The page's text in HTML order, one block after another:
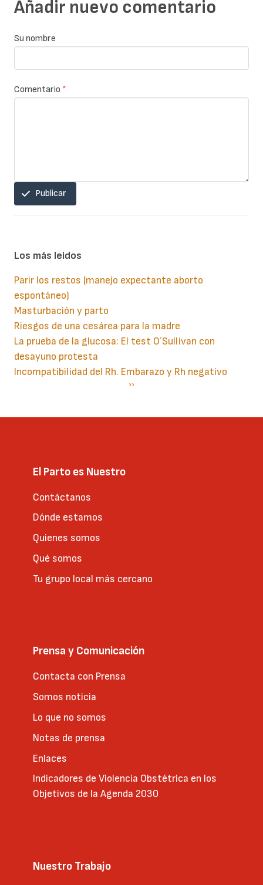
Añadir nuevo comentario
Su nombre
Comentario *
Publicar
Los más leidos
Parir los restos (manejo expectante aborto
espontáneo)
Masturbación y parto
Riesgos de una cesárea para la madre
La prueba de la glucosa: El test O´Sullivan con
desayuno protesta
Incompatibilidad del Rh. Embarazo y Rh negativo
Siguiente
››
El Parto es Nuestro
Contáctanos
Dónde estamos
Quienes somos
Qué somos
Tu grupo local más cercano
Prensa y Comunicación
Contacta con Prensa
Somos noticia
Lo que no somos
Notas de prensa
Enlaces
Indicadores de Violencia Obstétrica en los
Objetivos de la Agenda 2030
Nuestro Trabajo